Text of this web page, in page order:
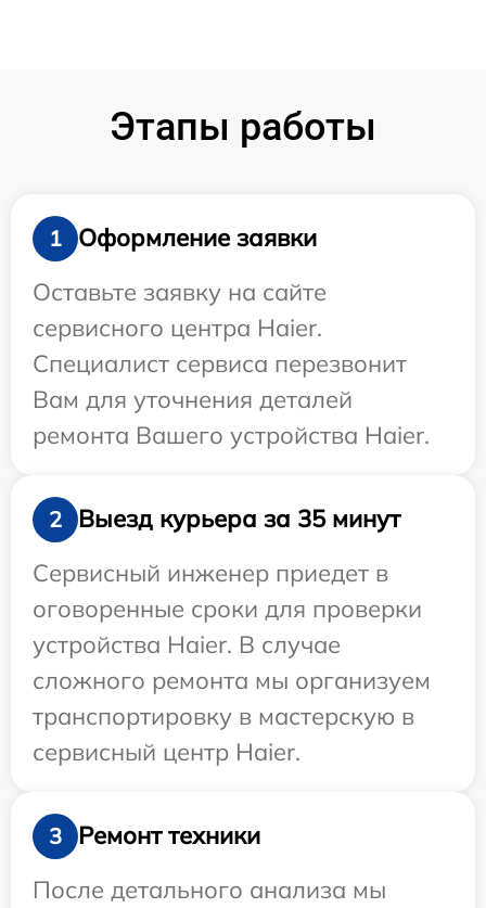
Этапы работы
1
Оформление заявки
Оставьте заявку на сайте
сервисного центра Haier.
Специалист сервиса перезвонит
Вам для уточнения деталей
ремонта Вашего устройства Haier.
2
Выезд курьера за 35 минут
Сервисный инженер приедет в
оговоренные сроки для проверки
устройства Haier. В случае
сложного ремонта мы организуем
транспортировку в мастерскую в
сервисный центр Haier.
3
Ремонт техники
После детального анализа мы